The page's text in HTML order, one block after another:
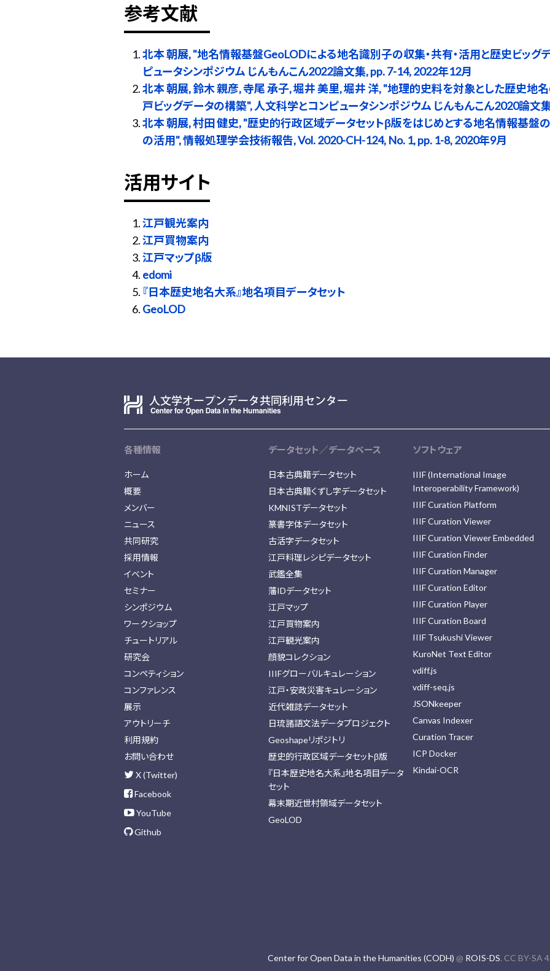
参考文献
北本 朝展, "地名情報基盤GeoLODによる地名識別子の収集・共有・活用と歴史ビッグ
ピュータシンポジウム じんもんこん2022論文集, pp. 7-14, 2022年12月
北本 朝展, 鈴木 親彦, 寺尾 承子, 堀井 美里, 堀井 洋, "地理的史料を対象とした歴史地
戸ビッグデータの構築", 人文科学とコンピュータシンポジウム じんもんこん2020論文
北本 朝展, 村田 健史, "歴史的行政区域データセットβ版をはじめとする地名情報基盤
の活用", 情報処理学会技術報告, Vol. 2020-CH-124, No. 1, pp. 1-8, 2020年9月
活用サイト
江戸観光案内
江戸買物案内
江戸マップβ版
edomi
『日本歴史地名大系』地名項目データセット
GeoLOD
各種情報
ホーム
概要
メンバー
ニュース
共同研究
採用情報
イベント
セミナー
シンポジウム
ワークショップ
チュートリアル
研究会
コンペティション
コンファレンス
展示
アウトリーチ
利用規約
お問い合わせ
X (Twitter)
Facebook
YouTube
Github
データセット／データベース
日本古典籍データセット
日本古典籍くずし字データセット
KMNISTデータセット
篆書字体データセット
古活字データセット
江戸料理レシピデータセット
武鑑全集
藩IDデータセット
江戸マップ
江戸買物案内
江戸観光案内
顔貌コレクション
IIIFグローバルキュレーション
江戸・安政災害キュレーション
近代雑誌データセット
日琉諸語文法データプロジェクト
Geoshapeリポジトリ
歴史的行政区域データセットβ版
『日本歴史地名大系』地名項目データ
セット
幕末期近世村領域データセット
GeoLOD
ソフトウェア
IIIF (International Image
Interoperability Framework)
IIIF Curation Platform
IIIF Curation Viewer
IIIF Curation Viewer Embedded
IIIF Curation Finder
IIIF Curation Manager
IIIF Curation Editor
IIIF Curation Player
IIIF Curation Board
IIIF Tsukushi Viewer
KuroNet Text Editor
vdiff.js
vdiff-seq.js
JSONkeeper
Canvas Indexer
Curation Tracer
ICP Docker
Kindai-OCR
Center for Open Data in the Humanities (CODH) @ ROIS-DS. CC BY-SA